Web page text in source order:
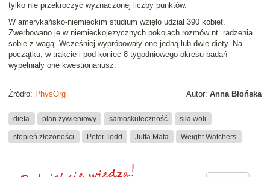
tylko nie przekroczyć wyznaczonej liczby punktów.
W amerykańsko-niemieckim studium wzięło udział 390 kobiet.
Zwerbowano je w niemieckojęzycznych pokojach rozmów nt. radzenia
sobie z wagą. Wcześniej wypróbowały one jedną lub dwie diety. Na
początku, w trakcie i pod koniec 8-tygodniowego okresu badań
wypełniały one kwestionariusz.
Autor: Anna Błońska
Źródło: PhysOrg
dieta plan żywieniowy samoskuteczność siła woli
stopień złożoności Peter Todd Jutta Mata Weight Watchers